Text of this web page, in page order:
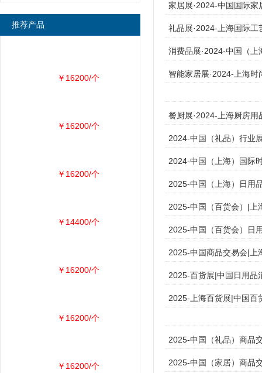
家居展·2024-中国国际家
礼品展·2024-上海国际工
消费品展·2024-中国（
智能家居展·2024-上海
餐厨展·2024-上海厨房用
2024-中国（礼品）行业
2024-中国（上海）国际
2025-中国（上海）日用
2025-中国（百货会）|上
2025-中国（百货会）日
2025-中国商品交易会|上
2025-百货展|中国日用品
2025-上海百货展|中国百
2025-中国（礼品）商品
2025-中国（家居）商品
推荐产品
￥16200/个
￥16200/个
￥16200/个
￥14400/个
￥16200/个
￥16200/个
￥16200/个